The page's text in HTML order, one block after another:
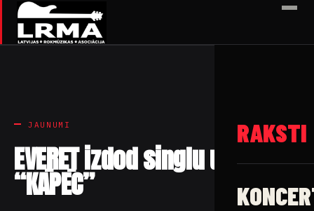
✕
RAKSTI
JAUNUMI
EVERET izdod singlu un video
“KĀPĒC”